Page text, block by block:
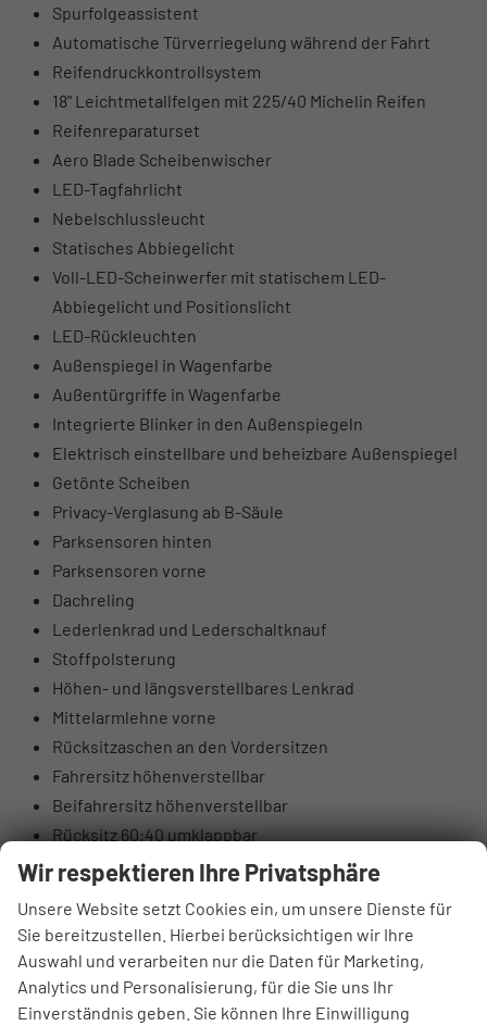
Spurfolgeassistent
Automatische Türverriegelung während der Fahrt
Reifendruckkontrollsystem
18" Leichtmetallfelgen mit 225/40 Michelin Reifen
Reifenreparaturset
Aero Blade Scheibenwischer
LED-Tagfahrlicht
Nebelschlussleucht
Statisches Abbiegelicht
Voll-LED-Scheinwerfer mit statischem LED-
Abbiegelicht und Positionslicht
LED-Rückleuchten
Außenspiegel in Wagenfarbe
Außentürgriffe in Wagenfarbe
Integrierte Blinker in den Außenspiegeln
Elektrisch einstellbare und beheizbare Außenspiegel
Getönte Scheiben
Privacy-Verglasung ab B-Säule
Parksensoren hinten
Parksensoren vorne
Dachreling
Lederlenkrad und Lederschaltknauf
Stoffpolsterung
Höhen- und längsverstellbares Lenkrad
Mittelarmlehne vorne
Rücksitzaschen an den Vordersitzen
Fahrersitz höhenverstellbar
Beifahrersitz höhenverstellbar
Rücksitz 60:40 umklappbar
Elektrische Lendenwirbelstütze Fahrerseite
Oberschenkelauflage Fahrerseite
Luftausströmer hinten
Brillenfach
Automatisch abblendender Innenspiegel
10,25" digitales Kombiinstrument
Wir respektieren Ihre Privatsphäre
Unsere Website setzt Cookies ein, um unsere Dienste für
Sie bereitzustellen. Hierbei berücksichtigen wir Ihre
Auswahl und verarbeiten nur die Daten für Marketing,
Analytics und Personalisierung, für die Sie uns Ihr
Einverständnis geben. Sie können Ihre Einwilligung